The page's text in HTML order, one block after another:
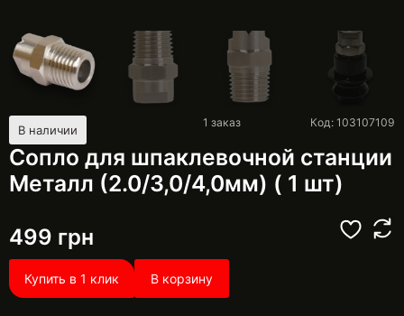
В наличии
Сопло для шпаклевочной станции
Металл (2.0/3,0/4,0мм) ( 1 шт)
Код: 103107109
1 заказ
499 грн
Купить в 1 клик В корзину